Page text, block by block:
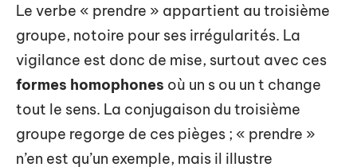
Le verbe « prendre » appartient au troisième
groupe, notoire pour ses irrégularités. La
vigilance est donc de mise, surtout avec ces
formes homophones où un s ou un t change
tout le sens. La conjugaison du troisième
groupe regorge de ces pièges ; « prendre »
n’en est qu’un exemple, mais il illustre